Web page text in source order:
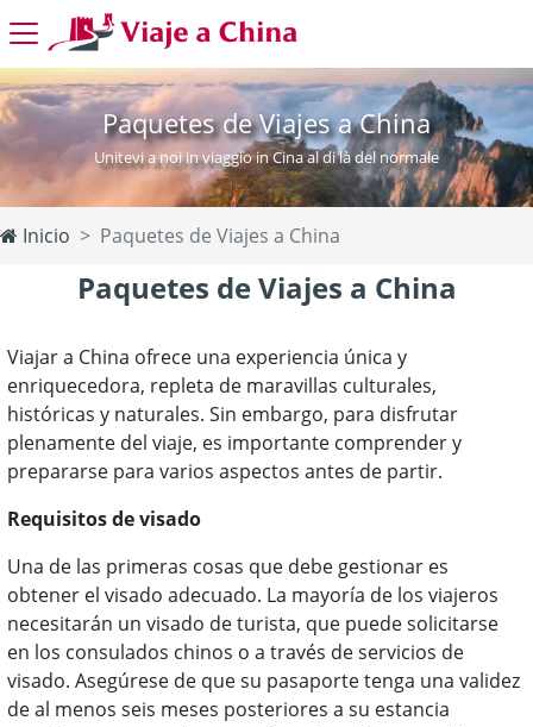
Paquetes de Viajes a China
Unitevi a noi in viaggio in Cina al di là del normale
Inicio Paquetes de Viajes a China
Paquetes de Viajes a China
Viajar a China ofrece una experiencia única y
enriquecedora, repleta de maravillas culturales,
históricas y naturales. Sin embargo, para disfrutar
plenamente del viaje, es importante comprender y
prepararse para varios aspectos antes de partir.
Requisitos de visado
Una de las primeras cosas que debe gestionar es
obtener el visado adecuado. La mayoría de los viajeros
necesitarán un visado de turista, que puede solicitarse
en los consulados chinos o a través de servicios de
visado. Asegúrese de que su pasaporte tenga una validez
de al menos seis meses posteriores a su estancia